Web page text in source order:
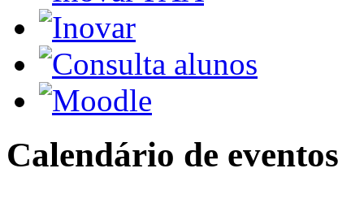
Calendário de eventos